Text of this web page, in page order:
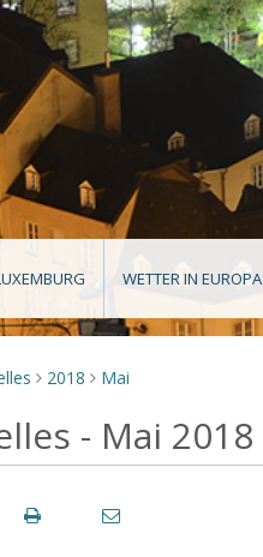
WETTER IN EUROPA
> 2018 > Mai
- Mai 2018